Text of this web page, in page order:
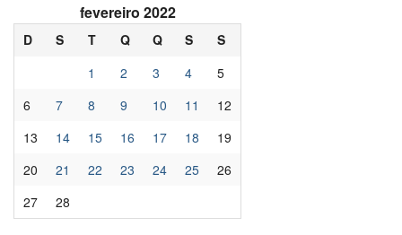
fevereiro 2022
D S T Q Q S
S
1
2 3 4
5
6
7 8 9 10 11
12
13
14 15 16 17 18
19
20
21 22 23 24 25
26
27
28